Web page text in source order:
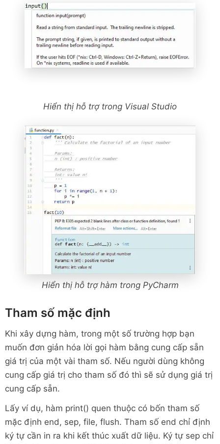
Hiển thị hỗ trợ trong Visual Studio
Hiển thị hỗ trợ hàm trong PyCharm
Tham số mặc định
Khi xây dựng hàm, trong một số trường hợp bạn
muốn đơn giản hóa lời gọi hàm bằng cung cấp sẵn
giá trị của một vài tham số. Nếu người dùng không
cung cấp giá trị cho tham số đó thì sẽ sử dụng giá trị
cung cấp sẵn.
Lấy ví dụ, hàm print() quen thuộc có bốn tham số
mặc định end, sep, file, flush. Tham số end chỉ định
ký tự cần in ra khi kết thúc xuất dữ liệu. Ký tự sep chỉ